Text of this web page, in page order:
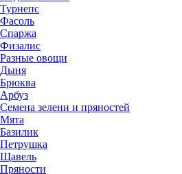
Турнепс
Фасоль
Спаржа
Физалис
Разные овощи
Дыня
Брюква
Арбуз
Семена зелени и пряностей
Мята
Базилик
Петрушка
Щавель
Пряности